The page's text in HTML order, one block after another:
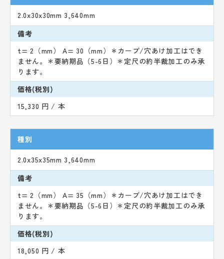
2.0x30x30mm 3,640mm
備考
t= 2（mm） A= 30（mm）＊カーブ/穴あけ加工はでき
ません。＊要納期品（5-6日）＊定尺の約半裁加工のみ承
ります。
価格(税別)
15,330 円 / 本
種別
2.0x35x35mm 3,640mm
備考
t= 2（mm） A= 35（mm）＊カーブ/穴あけ加工はでき
ません。＊要納期品（5-6日）＊定尺の約半裁加工のみ承
ります。
価格(税別)
18,050 円 / 本